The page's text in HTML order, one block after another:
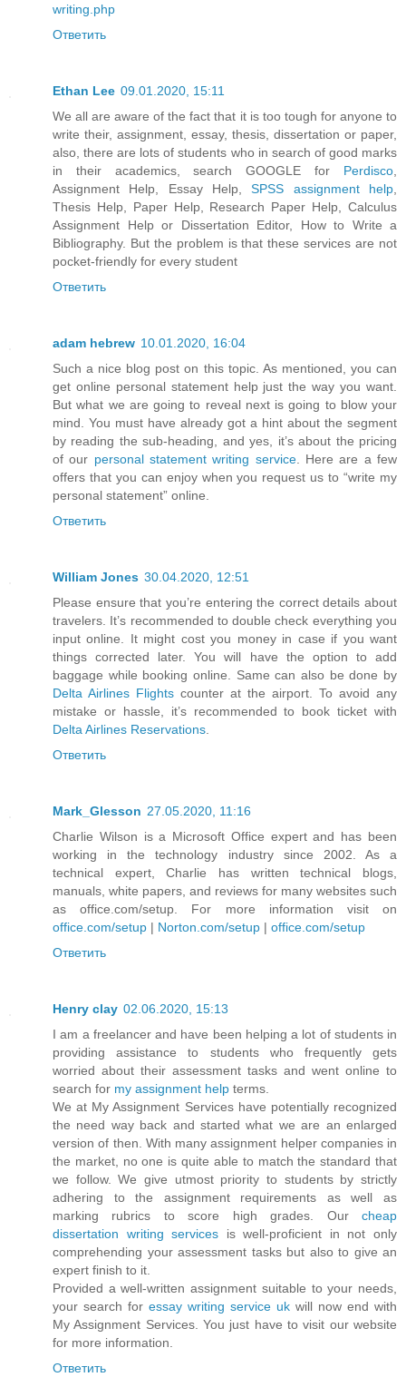
writing.php
Ответить
Ethan Lee 09.01.2020, 15:11
We all are aware of the fact that it is too tough for anyone to
write their, assignment, essay, thesis, dissertation or paper,
also, there are lots of students who in search of good marks
in their academics, search GOOGLE for Perdisco
Assignment Help, Essay Help,SPSS assignment help
Thesis Help, Paper Help, Research Paper Help, Calculus
Assignment Help or Dissertation Editor, How to Write a
Bibliography. But the problem is that these services are not
pocket-friendly for every student
Ответить
adam hebrew 10.01.2020, 16:04
Such a nice blog post on this topic. As mentioned, you can
get online personal statement help just the way you want.
But what we are going to reveal next is going to blow your
mind. You must have already got a hint about the segment
by reading the sub-heading, and yes, it’s about the pricing
of our personal statement writing service. Here are a few
offers that you can enjoy when you request us to “write my
personal statement” online.
Ответить
William Jones 30.04.2020, 12:51
Please ensure that you’re entering the correct details about
travelers. It’s recommended to double check everything you
input online. It might cost you money in case if you want
things corrected later. You will have the option to add
baggage while booking online. Same can also be done by
Delta Airlines Flights counter at the airport. To avoid any
mistake or hassle, it’s recommended to book ticket with
Delta Airlines Reservations
Ответить
Mark_Glesson 27.05.2020, 11:16
Charlie Wilson is a Microsoft Office expert and has been
working in the technology industry since 2002. As a
technical expert, Charlie has written technical blogs,
manuals, white papers, and reviews for many websites such
as office.com/setup. For more information visit on
office.com/setup | Norton.com/setup | office.com/setup
Ответить
Henry clay 02.06.2020, 15:13
I am a freelancer and have been helping a lot of students in
providing assistance to students who frequently gets
worried about their assessment tasks and went online to
search for my assignment help terms.
We at My Assignment Services have potentially recognized
the need way back and started what we are an enlarged
version of then. With many assignment helper companies in
the market, no one is quite able to match the standard that
we follow. We give utmost priority to students by strictly
adhering to the assignment requirements as well as
marking rubrics to score high grades. Our cheap
dissertation writing services is well-proficient in not only
comprehending your assessment tasks but also to give an
expert finish to it.
Provided a well-written assignment suitable to your needs,
your search for essay writing service uk will now end with
My Assignment Services. You just have to visit our website
for more information.
Ответить